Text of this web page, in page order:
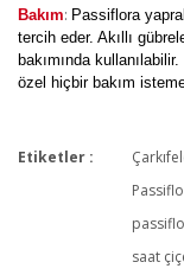
Bakım: Passiflora
tercih eder. Akıllı
bakımında
özel hiçbir bakım
Bu
Etiketler :
saat